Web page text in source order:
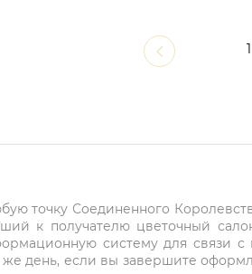
1
точку Соединенного
к получателю цветочный
систему для связи с
день, если вы завершите